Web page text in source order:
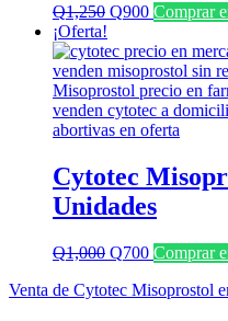
Q1,250 El
original
era:
Q1,250.
Q900El
actual
es:
Q900.
Comprar
¡Oferta!
Cytotec
Unidades
Q1,000 El
original
Q700El
actual
Comprar
Venta de Cytotec Misoprostol